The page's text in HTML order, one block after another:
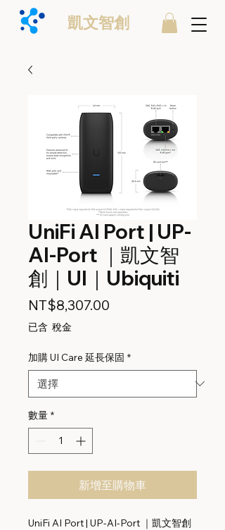
凱文智創
UniFi AI Port | UP-
AI-Port ｜凱文智
創｜UI｜Ubiquiti
NT$8,307.00
已含 稅金
加購 UI Care 延長保固 *
數量 *
新增至購物車
UniFi AI Port | UP-AI-Port ｜凱文智創